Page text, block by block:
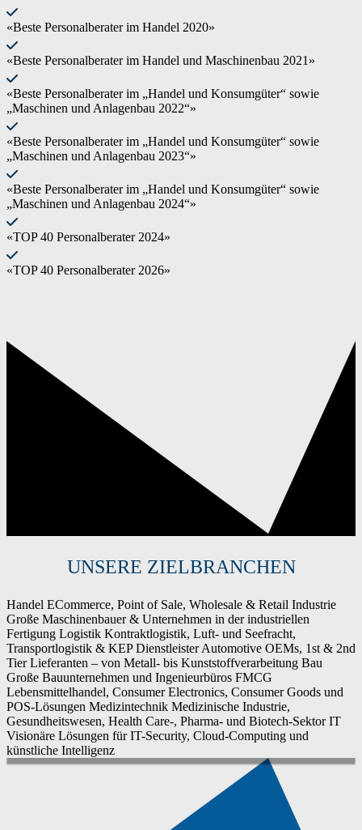
«Beste Personalberater im Handel 2020»
«Beste Personalberater im Handel und Maschinenbau 2021»
«Beste Personalberater im „Handel und Konsumgüter“ sowie
„Maschinen und Anlagenbau 2022“»
«Beste Personalberater im „Handel und Konsumgüter“ sowie
„Maschinen und Anlagenbau 2023“»
«Beste Personalberater im „Handel und Konsumgüter“ sowie
„Maschinen und Anlagenbau 2024“»
«TOP 40 Personalberater 2024»
«TOP 40 Personalberater 2026»
UNSERE ZIELBRANCHEN
Handel ECommerce, Point of Sale, Wholesale & Retail Industrie
Große Maschinenbauer & Unternehmen in der industriellen
Fertigung Logistik Kontraktlogistik, Luft- und Seefracht,
Transportlogistik & KEP Dienstleister Automotive OEMs, 1st & 2nd
Tier Lieferanten – von Metall- bis Kunststoffverarbeitung Bau
Große Bauunternehmen und Ingenieurbüros FMCG
Lebensmittelhandel, Consumer Electronics, Consumer Goods und
POS-Lösungen Medizintechnik Medizinische Industrie,
Gesundheitswesen, Health Care-, Pharma- und Biotech-Sektor IT
Visionäre Lösungen für IT-Security, Cloud-Computing und
künstliche Intelligenz